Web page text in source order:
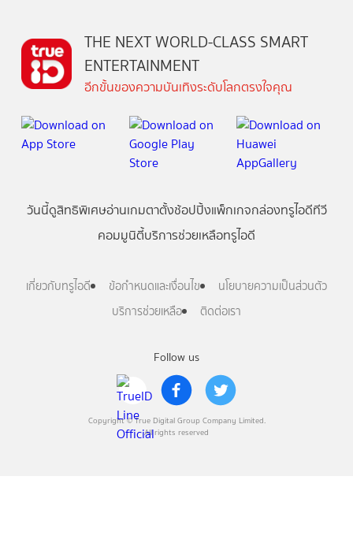
Follow us
Copyright © True Digital Group Company Limited.
All rights reserved
THE NEXT WORLD-CLASS SMART
ENTERTAINMENT
อีกขั้นของความบันเทิงระดับโลกตรงใจคุณ
วันนี้ดูสิทธิพิเศษอ่านเกมตาตั้งช้อปปิ้งแพ็กเกจกล่องทรูไอดีทีวี
คอมมูนิตี้บริการช่วยเหลือทรูไอดี
เกี่ยวกับทรูไอดี ข้อกำหนดและเงื่อนไข
นโยบายความเป็นส่วนตัว
บริการช่วยเหลือ
ติดต่อเรา